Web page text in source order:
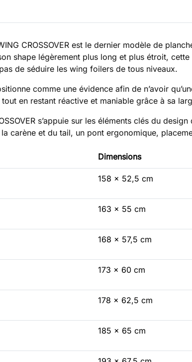
CROSSOVER est le dernier modèle de
shape légèrement plus long et plus étroit,
de séduire les wing foilers de tous niveaux.
comme une évidence afin de n’avoir
tout en restant réactive et maniable grâce à sa
s’appuie sur les éléments clés du
carène et du tail, un pont ergonomique,
Dimensions
158 x 52,5 cm
163 x 55 сm
168 x 57,5 сm
173 x 60 cm
178 x 62,5 cm
185 x 65 cm